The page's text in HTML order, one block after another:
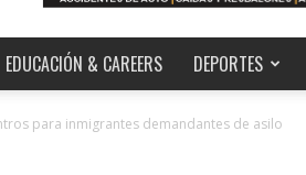
EDUCACIÓN & CAREERS DEPORTES
para inmigrantes demandantes de asilo